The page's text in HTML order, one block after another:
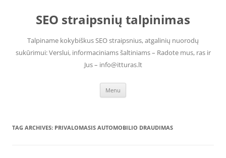
contentSEO straipsnių talpinimas
Talpiname kokybiškus SEO straipsnius, atgalinių nuorodų
sukūrimui: Verslui, informaciniams šaltiniams – Radote mus, ras ir
Jus – info@itturas.lt
Menu
TAG ARCHIVES: PRIVALOMASIS AUTOMOBILIO DRAUDIMAS